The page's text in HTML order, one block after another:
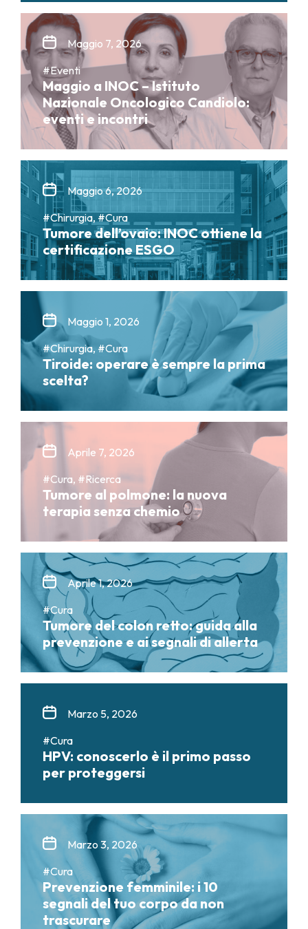
Maggio 7, 2026
#Eventi
Maggio a INOC – Istituto
Nazionale Oncologico Candiolo:
eventi e incontri
Maggio 6, 2026
#Chirurgia, #Cura
Tumore dell’ovaio: INOC ottiene la
certificazione ESGO
Maggio 1, 2026
#Chirurgia, #Cura
Tiroide: operare è sempre la prima
scelta?
Aprile 7, 2026
#Cura, #Ricerca
Tumore al polmone: la nuova
terapia senza chemio
Aprile 1, 2026
#Cura
Tumore del colon retto: guida alla
prevenzione e ai segnali di allerta
Marzo 5, 2026
#Cura
HPV: conoscerlo è il primo passo
per proteggersi
Marzo 3, 2026
#Cura
Prevenzione femminile: i 10
segnali del tuo corpo da non
trascurare